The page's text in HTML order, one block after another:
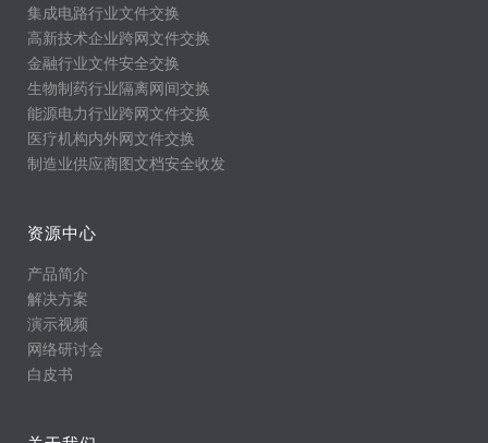
集成电路行业文件交换
高新技术企业跨网文件交换
金融行业文件安全交换
生物制药行业隔离网间交换
能源电力行业跨网文件交换
医疗机构内外网文件交换
制造业供应商图文档安全收发
资源中心
产品简介
解决方案
演示视频
网络研讨会
白皮书